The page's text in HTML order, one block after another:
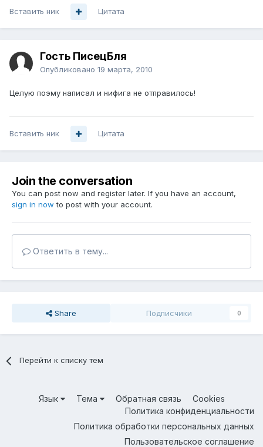
Вставить ник Цитата
Гость ПисецБля
Опубликовано 19 марта, 2010
Целую поэму написал и нифига не отправилось!
Вставить ник Цитата
Join the conversation
You can post now and register later. If you have an account,
sign in now to post with your account.
Ответить в тему...
Share Подписчики 0
Перейти к списку тем
Язык Тема Обратная связь
Cookies
Политика конфиденциальности
Политика обработки персональных данных
Пользовательское соглашение